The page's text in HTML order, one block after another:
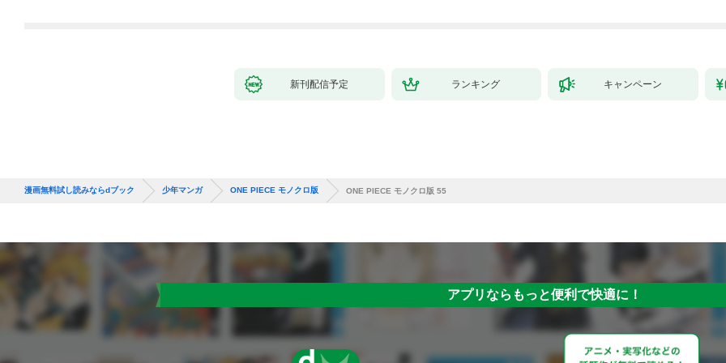
新刊配信予定 ランキング キャンペーン
漫画無料試し読みならdブック 少年マンガ ONE PIECE モノクロ版 ONE PIECE モノクロ版 55
アプリならもっと便利で快適に！